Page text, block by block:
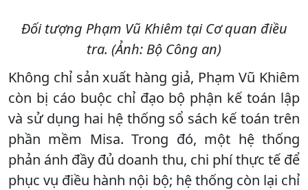
Đối tượng Phạm Vũ Khiêm tại Cơ quan điều
tra. (Ảnh: Bộ Công an)
Không chỉ sản xuất hàng giả, Phạm Vũ Khiêm
còn bị cáo buộc chỉ đạo bộ phận kế toán lập
và sử dụng hai hệ thống sổ sách kế toán trên
phần mềm Misa. Trong đó, một hệ thống
phản ánh đầy đủ doanh thu, chi phí thực tế để
phục vụ điều hành nội bộ; hệ thống còn lại chỉ